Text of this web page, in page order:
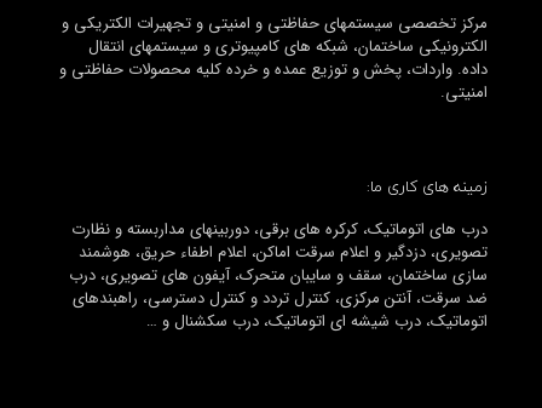
مرکز تخصصی سیستمهای حفاظتی و امنیتی و تجهیرات الکتریکی و
الکترونیکی ساختمان، شبکه های کامپیوتری و سیستمهای انتقال
داده. واردات، پخش و توزیع عمده و خرده کلیه محصولات حفاظتی و
امنیتی.
زمینه های کاری ما:
درب های اتوماتیک، کرکره های برقی، دوربینهای مداربسته و نظارت
تصویری، دزدگیر و اعلام سرقت اماکن، اعلام اطفاء حریق، هوشمند
سازی ساختمان، سقف و سایبان متحرک، آیفون های تصویری، درب
ضد سرقت، آنتن مرکزی، کنترل تردد و کنترل دسترسی، راهبندهای
اتوماتیک، درب شیشه ای اتوماتیک، درب سکشنال و …